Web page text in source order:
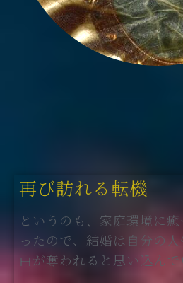
再び訪れる転機
というのも、家庭環境に
ったので、結婚は自分の
由が奪われると思い込んで